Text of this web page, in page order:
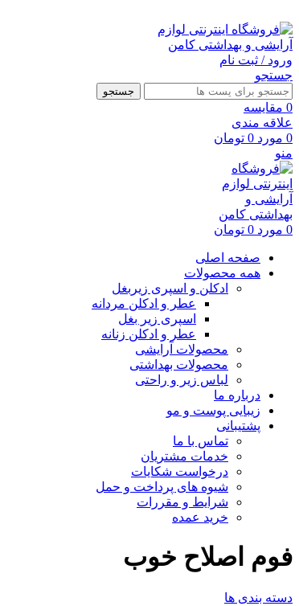
ورود / ثبت نام
جستجو
جستجو
0 مقايسه
علاقه مندی
0 مورد 0 تومان
منو
0 مورد 0 تومان
صفحه اصلی
همه محصولات
ادکلن و اسپری زیربغل
عطر و ادکلن مردانه
اسپری زیر بغل
عطر و ادکلن زنانه
محصولات آرایشی
محصولات بهداشتی
لباس زیر و راحتی
درباره ما
زیبایی پوست و مو
پشتیبانی
تماس با ما
خدمات مشتریان
درخواست شکایات
شیوه های پرداخت و حمل
شرایط و مقررات
خرید عمده
فوم اصلاح خوب
دسته بندی ها